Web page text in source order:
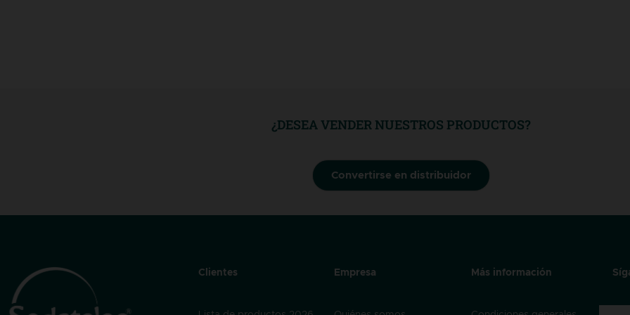
¿DESEA VENDER NUESTROS PRODUCTOS?
Convertirse en distribuidor
Clientes Empresa Más información